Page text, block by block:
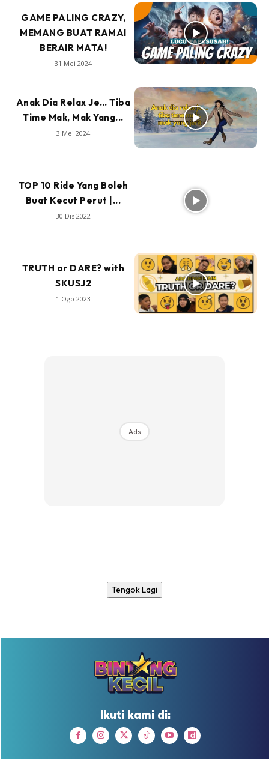
GAME PALING CRAZY,
MEMANG BUAT RAMAI
BERAIR MATA!
31 Mei 2024
Anak Dia Relax Je… Tiba
Time Mak, Mak Yang...
3 Mei 2024
TOP 10 Ride Yang Boleh
Buat Kecut Perut |...
30 Dis 2022
TRUTH or DARE? with
SKUSJ2
1 Ogo 2023
Ads
Tengok Lagi
Ikuti kami di: